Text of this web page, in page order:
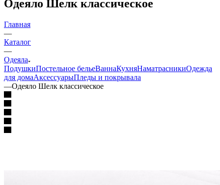
Одеяло Шелк классическое
Главная
—
Каталог
—
Одеяла
ПодушкиПостельное бельеВаннаКухняНаматрасникиОдежда
для домаАксессуарыПледы и покрывала
—Одеяло Шелк классическое